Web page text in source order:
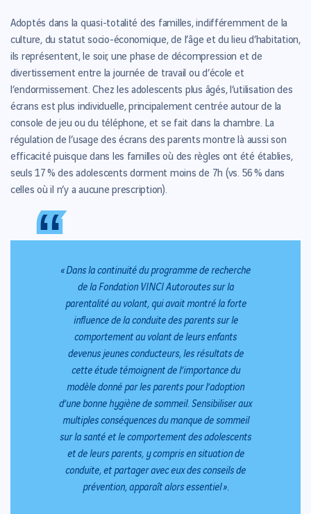
Adoptés dans la quasi-totalité des familles, indifféremment de la
culture, du statut socio-économique, de l’âge et du lieu d’habitation,
ils représentent, le soir, une phase de décompression et de
divertissement entre la journée de travail ou d’école et
l’endormissement. Chez les adolescents plus âgés, l’utilisation des
écrans est plus individuelle, principalement centrée autour de la
console de jeu ou du téléphone, et se fait dans la chambre. La
régulation de l’usage des écrans des parents montre là aussi son
efficacité puisque dans les familles où des règles ont été établies,
seuls 17 % des adolescents dorment moins de 7h (vs. 56 % dans
celles où il n’y a aucune prescription).
“
“« Dans la continuité du programme de recherche
de la Fondation VINCI Autoroutes sur la
parentalité au volant, qui avait montré la forte
influence de la conduite des parents sur le
comportement au volant de leurs enfants
devenus jeunes conducteurs, les résultats de
cette étude témoignent de l’importance du
modèle donné par les parents pour l’adoption
d’une bonne hygiène de sommeil. Sensibiliser aux
multiples conséquences du manque de sommeil
sur la santé et le comportement des adolescents
et de leurs parents, y compris en situation de
conduite, et partager avec eux des conseils de
prévention, apparaît alors essentiel ».